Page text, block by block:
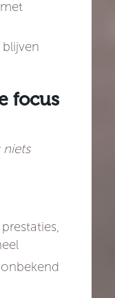
focus
niets